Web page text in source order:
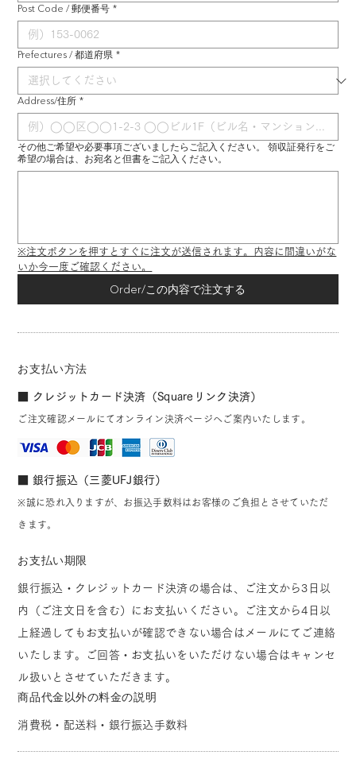
Post Code / 郵便番号 *
Prefectures / 都道府県 *
Address/住所 *
その他ご希望や必要事項ございましたらご記入ください。 領収証発行をご
希望の場合は、お宛名と但書をご記入ください。
※注文ボタンを押すとすぐに注文が送信されます。内容に間違いがな
いか今一度ご確認ください。
Order/この内容で注文する
お支払い方法
■ クレジットカード決済（Squareリンク決済）
ご注文確認メールにてオンライン決済ページへご案内いたします。
■ 銀行振込（三菱UFJ銀行）
※誠に恐れ入りますが、お振込手数料はお客様のご負担とさせていただ
きます。
お支払い期限
銀行振込・クレジットカード決済の場合は、ご注文から3日以
内（ご注文日を含む）にお支払いください。ご注文から4日以
上経過してもお支払いが確認できない場合はメールにてご連絡
いたします。ご回答・お支払いをいただけない場合はキャンセ
ル扱いとさせていただきます。
商品代金以外の料金の説明
消費税・配送料・銀行振込手数料